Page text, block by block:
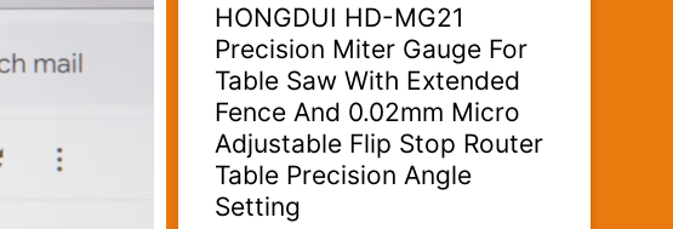
HONGDUI HD-MG21
Precision Miter Gauge For
Table Saw With Extended
Fence And 0.02mm Micro
Adjustable Flip Stop Router
Table Precision Angle
Setting